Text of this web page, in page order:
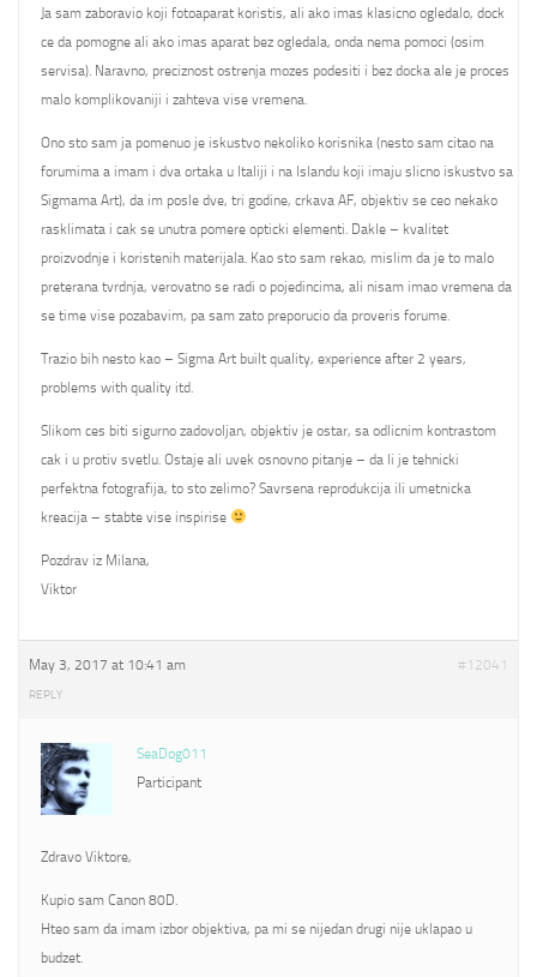
Ja sam zaboravio koji fotoaparat koristis, ali ako imas klasicno ogledalo, dock
ce da pomogne ali ako imas aparat bez ogledala, onda nema pomoci (osim
servisa). Naravno, preciznost ostrenja mozes podesiti i bez docka ale je proces
malo komplikovaniji i zahteva vise vremena.
Ono sto sam ja pomenuo je iskustvo nekoliko korisnika (nesto sam citao na
forumima a imam i dva ortaka u Italiji i na Islandu koji imaju slicno iskustvo sa
Sigmama Art), da im posle dve, tri godine, crkava AF, objektiv se ceo nekako
rasklimata i cak se unutra pomere opticki elementi. Dakle – kvalitet
proizvodnje i koristenih materijala. Kao sto sam rekao, mislim da je to malo
preterana tvrdnja, verovatno se radi o pojedincima, ali nisam imao vremena da
se time vise pozabavim, pa sam zato preporucio da proveris forume.
Trazio bih nesto kao – Sigma Art built quality, experience after 2 years,
problems with quality itd.
Slikom ces biti sigurno zadovoljan, objektiv je ostar, sa odlicnim kontrastom
cak i u protiv svetlu. Ostaje ali uvek osnovno pitanje – da li je tehnicki
perfektna fotografija, to sto zelimo? Savrsena reprodukcija ili umetnicka
kreacija – stabte vise inspirise
Pozdrav iz Milana,
Viktor
May 3, 2017 at 10:41 am #12041
REPLY
SeaDog011
Participant
Zdravo Viktore,
Kupio sam Canon 80D.
Hteo sam da imam izbor objektiva, pa mi se nijedan drugi nije uklapao u
budzet.